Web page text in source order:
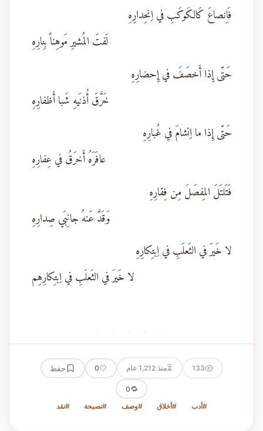
فَاِنصاعَ كَالكَوكَبِ في اِنحِدارِهِ
لَفتَ المُشيرِ مَوهِناً بِنارِهِ
حَتّى إِذا أَخصَفَ في إِحضارِهِ
خَرَّقَ أُذنَيهِ شَبا أَظفارِهِ
حَتّى إِذا ما اِنشامَ في غُبارِهِ
عافَرَهُ أَخرَقُ في عِفارِهِ
فَتَلتَلَ المِفصَلَ مِن فِقارِهِ
وَقَدَّ عَنهُ جانِبَي صِدارِهِ
لا خَيرَ في الثَعلَبِ في اِبتِكارِهِ
لا خَيرَ في الثَعلَبِ في اِبتِكارِهِم
· · · · ·
133
⏳منذ 1,212 عام 🤍
0 حفظ
🔁
0
#أدب
#أخلاق #وصف #نصيحة #نقد